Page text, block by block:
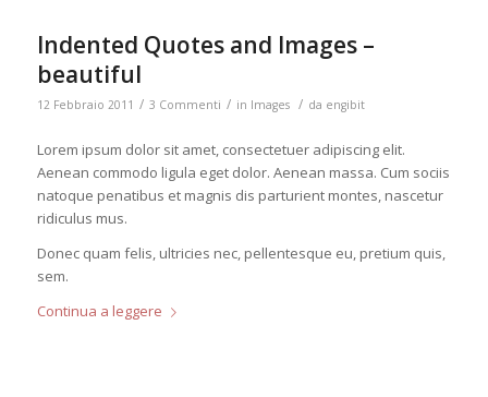
Indented Quotes and Images –
beautiful
12 Febbraio 2011 / 3 Commenti / in Images / da engibit
Lorem ipsum dolor sit amet, consectetuer adipiscing elit.
Aenean commodo ligula eget dolor. Aenean massa. Cum sociis
natoque penatibus et magnis dis parturient montes, nascetur
ridiculus mus.
Donec quam felis, ultricies nec, pellentesque eu, pretium quis,
sem.
Continua a leggere